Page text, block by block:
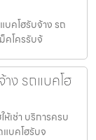
บคโฮรับจ้าง รถ
คโครรับจ้
ง รถแบคโฮ
เช่า บริการครบ
บคโฮรับจ